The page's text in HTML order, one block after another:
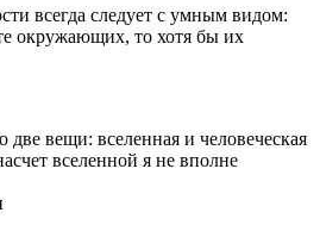
всегда следует с умным видом:
окружающих, то хотя бы их
две вещи: вселенная и человеческая
вселенной я не вполне